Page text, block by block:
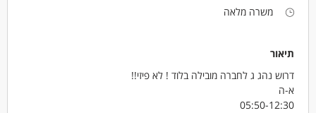
משרה מלאה
תיאור
דרוש נהג ג לחברה מובילה בלוד ! לא פיזי!!
א-ה
05:50-12:30